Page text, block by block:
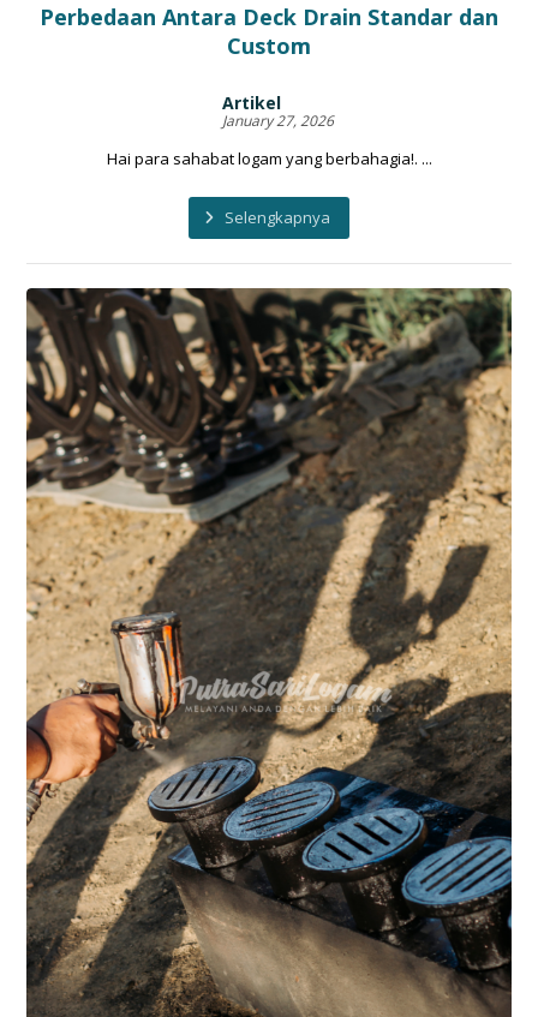
Perbedaan Antara Deck Drain Standar dan
Custom
Artikel
January 27, 2026
Hai para sahabat logam yang berbahagia!. ...
Selengkapnya